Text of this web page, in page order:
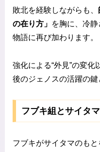
敗北を経験しながらも、
の在り方」 を胸に、冷
物語に再び加わります。
強化による“外見”の変
後のジェノスの活躍の鍵
フブキ組とサイタ
フブキがサイタマのも